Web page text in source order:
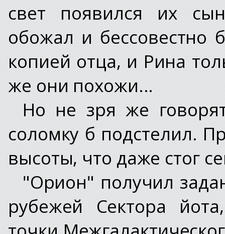
свет появился их
обожал и бессовестно
копией отца, и Рина
же они похожи...
Но не зря же
соломку б подстелил.
высоты, что даже стог
"Орион" получил
рубежей Сектора